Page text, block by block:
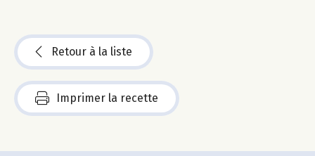
Retour à la liste
Imprimer la recette